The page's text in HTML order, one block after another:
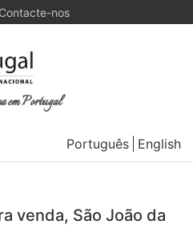
Contacte-nos
em Portugal
Português English
venda, São João da